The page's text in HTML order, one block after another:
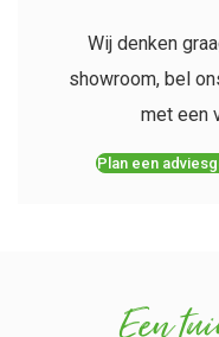
Wij denken
showroom, bel
met een
Plan een